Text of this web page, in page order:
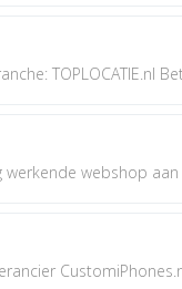
TOPLOCATIE.nl
webshop aan
CustomiPhones.nl